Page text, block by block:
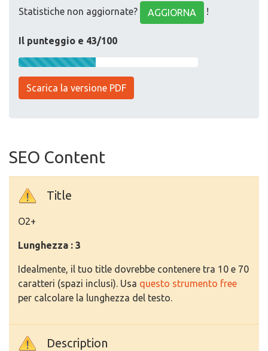
Statistiche non aggiornate? AGGIORNA !
Il punteggio e 43/100
Scarica la versione PDF
SEO Content
Title
O2+
Lunghezza : 3
Idealmente, il tuo title dovrebbe contenere tra 10 e 70
caratteri (spazi inclusi). Usa questo strumento free
per calcolare la lunghezza del testo.
Description